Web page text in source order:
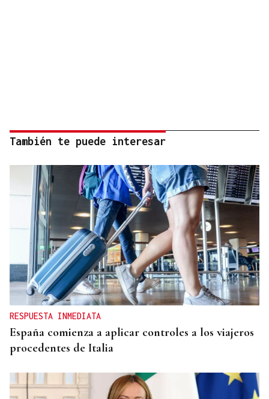
También te puede interesar
RESPUESTA INMEDIATA
España comienza a aplicar controles a los viajeros
procedentes de Italia